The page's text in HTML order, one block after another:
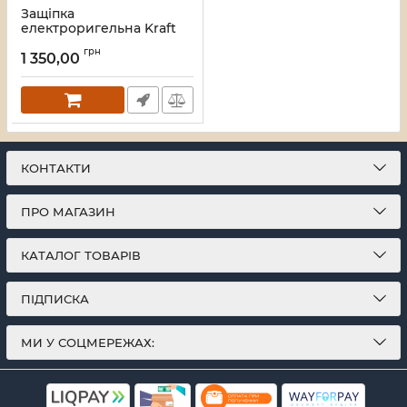
Защіпка
електроригельна Kraft
Артикул:67-00011
1 350,00 грн
КОНТАКТИ
ПРО МАГАЗИН
КАТАЛОГ ТОВАРІВ
ПІДПИСКА
МИ У СОЦМЕРЕЖАХ: